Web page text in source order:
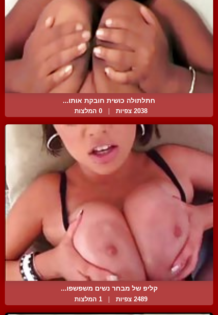
חתלתולה כושית חובקת אותו...
2038 צפיות 0 המלצות
קליפ של מבחר נשים משפשפו...
2489 צפיות 1 המלצות